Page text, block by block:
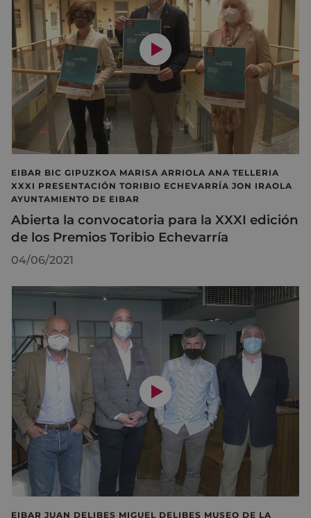
EIBAR BIC GIPUZKOA MARISA ARRIOLA ANA TELLERIA
XXXI PRESENTACIÓN TORIBIO ECHEVARRÍA JON IRAOLA
AYUNTAMIENTO DE EIBAR
Abierta la convocatoria para la XXXI edición
de los Premios Toribio Echevarría
04/06/2021
EIBAR JUAN DELIBES MIGUEL DELIBES MUSEO DE LA